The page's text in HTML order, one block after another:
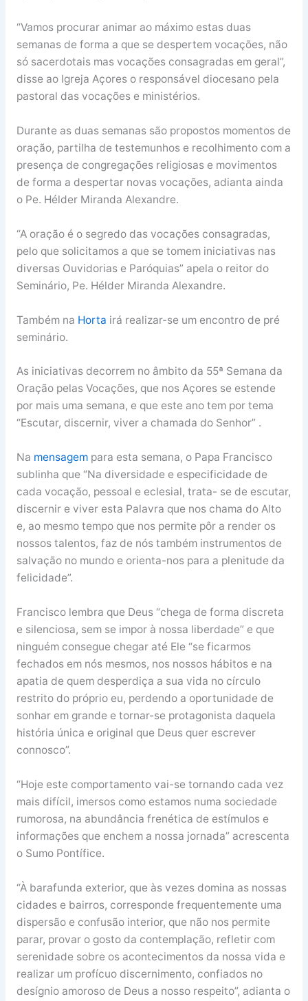
“Vamos procurar animar ao máximo estas duas
semanas de forma a que se despertem vocações, não
só sacerdotais mas vocações consagradas em geral”,
disse ao Igreja Açores o responsável diocesano pela
pastoral das vocações e ministérios.
Durante as duas semanas são propostos momentos de
oração, partilha de testemunhos e recolhimento com a
presença de congregações religiosas e movimentos
de forma a despertar novas vocações, adianta ainda
o Pe. Hélder Miranda Alexandre.
“A oração é o segredo das vocações consagradas,
pelo que solicitamos a que se tomem iniciativas nas
diversas Ouvidorias e Paróquias” apela o reitor do
Seminário, Pe. Hélder Miranda Alexandre.
Também na Horta irá realizar-se um encontro de pré
seminário.
As iniciativas decorrem no âmbito da 55ª Semana da
Oração pelas Vocações, que nos Açores se estende
por mais uma semana, e que este ano tem por tema
“Escutar, discernir, viver a chamada do Senhor” .
Na mensagempara esta semana, o Papa Francisco
sublinha que “Na diversidade e especificidade de
cada vocação, pessoal e eclesial, trata- se de escutar,
discernir e viver esta Palavra que nos chama do Alto
e, ao mesmo tempo que nos permite pôr a render os
nossos talentos, faz de nós também instrumentos de
salvação no mundo e orienta-nos para a plenitude da
felicidade”.
Francisco lembra que Deus “chega de forma discreta
e silenciosa, sem se impor à nossa liberdade” e que
ninguém consegue chegar até Ele “se ficarmos
fechados em nós mesmos, nos nossos hábitos e na
apatia de quem desperdiça a sua vida no círculo
restrito do próprio eu, perdendo a oportunidade de
sonhar em grande e tornar-se protagonista daquela
história única e original que Deus quer escrever
connosco”.
“Hoje este comportamento vai-se tornando cada vez
mais difícil, imersos como estamos numa sociedade
rumorosa, na abundância frenética de estímulos e
informações que enchem a nossa jornada” acrescenta
o Sumo Pontífice.
“À barafunda exterior, que às vezes domina as nossas
cidades e bairros, corresponde frequentemente uma
dispersão e confusão interior, que não nos permite
parar, provar o gosto da contemplação, refletir com
serenidade sobre os acontecimentos da nossa vida e
realizar um profícuo discernimento, confiados no
desígnio amoroso de Deus a nosso respeito”, adianta o